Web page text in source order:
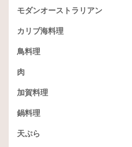
モダンオーストラリアン
カリブ海料理
鳥料理
肉
加賀料理
鍋料理
天ぷら